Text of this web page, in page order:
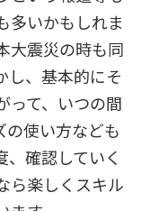
多いかもしれま
大震災の時も同
し、基本的にそ
って、いつの間
の使い方なども
確認していく
ら楽しくスキル